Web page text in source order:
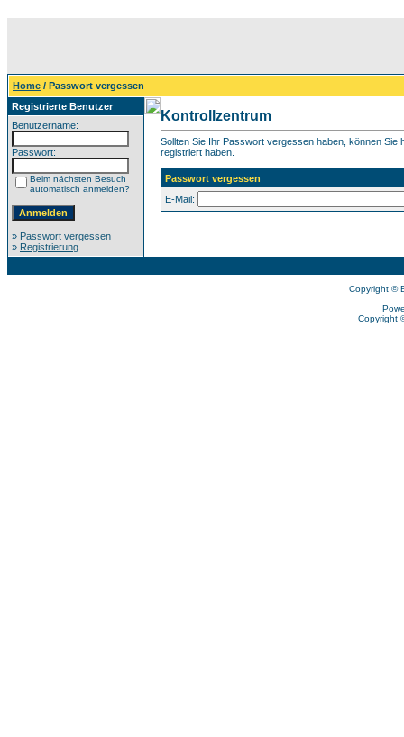
Home / Passwort vergessen
Registrierte Benutzer
Benutzername:
Passwort:
Beim nächsten Besuch
automatisch anmelden?
» Passwort vergessen
» Registrierung
Kontrollzentrum
Sollten Sie Ihr Passwort vergessen haben, können
registriert haben.
Passwort vergessen
E-Mail:
Copyright ©
Copyright